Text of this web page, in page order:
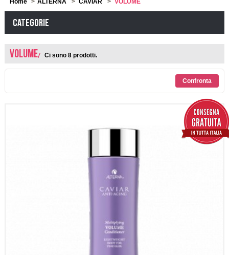
VISO E CORPO
SOLARI
UOMO
Home > ALTERNA > CAVIAR > VOLUME
Categorie
VOLUME Ci sono 8 prodotti.